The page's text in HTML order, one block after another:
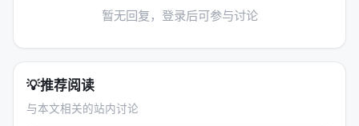
策，可能到第 47 步才显现出影响。当你把反馈压缩成
一个标量分数或一段摘要时，你扔掉的正是将"下游失
败"追溯到"早期 harness 决策"所需的信号。
Meta-Harness 的解决方式简单粗暴：
proposer 直接看原始轨迹。
暂无回复，登录后可参与讨论
💡推荐阅读
与本文相关的站内讨论